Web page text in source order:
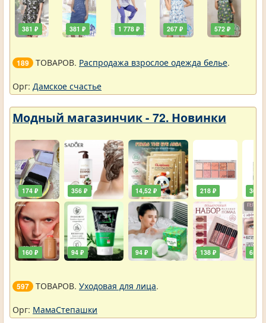
381 ₽ 381 ₽ 1 778 ₽ 267 ₽ 572 ₽
189 ТОВАРОВ. Распродажа взрослое одежда белье.
Орг: Дамское счастье
Модный магазинчик - 72. Новинки
174 ₽
160 ₽
356 ₽
94 ₽
14,52 ₽
94 ₽
218 ₽
138 ₽ 65 ₽
597 ТОВАРОВ. Уходовая для лица.
Орг: МамаСтепашки